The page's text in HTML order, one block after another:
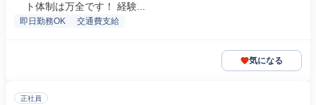
ト体制は万全です！ 経験...
即日勤務OK 交通費支給
気になる
正社員